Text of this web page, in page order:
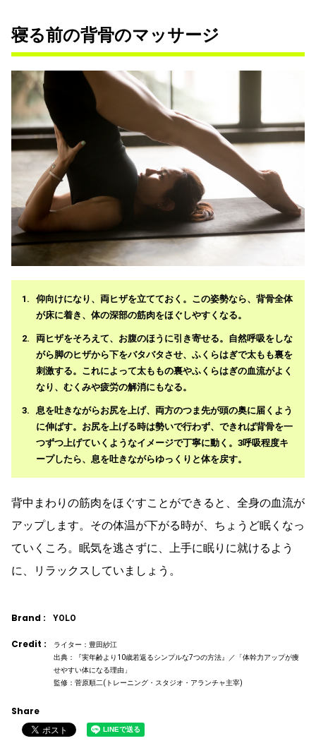
寝る前の背骨のマッサージ
仰向けになり、両ヒザを立てておく。この姿勢なら、背骨全体
が床に着き、体の深部の筋肉をほぐしやすくなる。
両ヒザをそろえて、お腹のほうに引き寄せる。自然呼吸をしな
がら脚のヒザから下をバタバタさせ、ふくらはぎで太もも裏を
刺激する。これによって太ももの裏やふくらはぎの血流がよく
なり、むくみや疲労の解消にもなる。
息を吐きながらお尻を上げ、両方のつま先が頭の奥に届くよう
に伸ばす。お尻を上げる時は勢いで行わず、できれば背骨を一
つずつ上げていくようなイメージで丁寧に動く。3呼吸程度キ
ープしたら、息を吐きながらゆっくりと体を戻す。
背中まわりの筋肉をほぐすことができると、全身の血流が
アップします。その体温が下がる時が、ちょうど眠くなっ
ていくころ。眠気を逃さずに、上手に眠りに就けるよう
に、リラックスしていましょう。
Brand : YOLO
Credit :
ライター：豊田紗江
出典：『実年齢より10歳若返るシンプルな7つの方法』／「体幹力アップが痩
せやすい体になる理由」
監修：菅原順二(トレーニング・スタジオ・アランチャ主宰)
Share